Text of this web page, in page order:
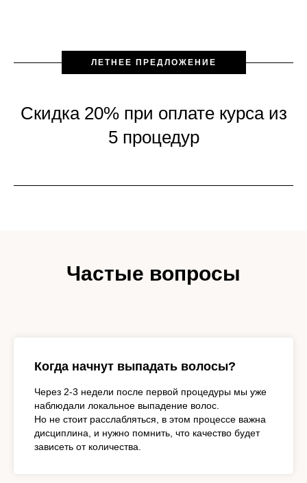
ЛЕТНЕЕ ПРЕДЛОЖЕНИЕ
Скидка 20% при оплате курса из
5 процедур
Частые вопросы
Когда начнут выпадать волосы?
Через 2-3 недели после первой процедуры мы уже
наблюдали локальное выпадение волос.
Но не стоит расслабляться, в этом процессе важна
дисциплина, и нужно помнить, что качество будет
зависеть от количества.